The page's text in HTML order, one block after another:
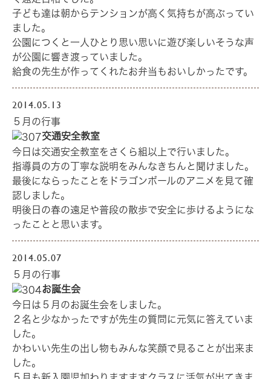
子ども達は朝からテンションが高く気持ちが高ぶってい
ました。
公園につくと一人ひとり思い思いに遊び楽しいそうな声
が公園に響き渡っていました。
給食の先生が作ってくれたお弁当もおいしかったです。
2014.05.13
５月の行事
交通安全教室
今日は交通安全教室をさくら組以上で行いました。
指導員の方の丁寧な説明をみんなきちんと聞けました。
最後にならったことをドラゴンボールのアニメを見て確
認しました。
明後日の春の遠足や普段の散歩で安全に歩けるようにな
ったことと思います。
2014.05.07
５月の行事
お誕生会
今日は５月のお誕生会をしました。
２名と少なかったですが先生の質問に元気に答えていま
した。
かわいい先生の出し物もみんな笑顔で見ることが出来ま
した。
５月も新入園児加わりますますクラスに活気が出てきま